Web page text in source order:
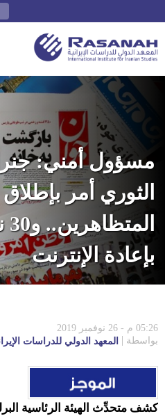
مسؤول أمني:
الثوري أمر
بإعادة الإنترنت
05:26 م - 26 نوفمبر 2019
بواسطة
المعهد الدولي للدراسات
كشف متحدِّث الهيئة الرئاسية